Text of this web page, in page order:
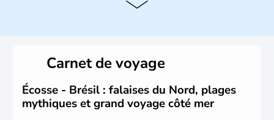
du Brésil ont été atteintes par le portugais Cabral en
1500. Durant le XVIe siècle, de très nombreux esclaves
venus d'Afrique ont permis une large exploitation des
ressources en sucre du pays.
Carnet de voyage
Écosse - Brésil : falaises du Nord, plages
mythiques et grand voyage côté mer